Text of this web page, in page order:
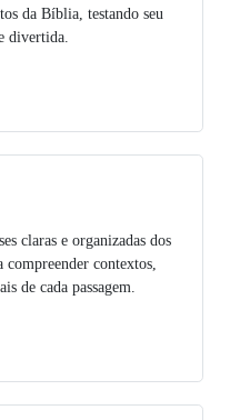
da Bíblia, testando seu
divertida.
claras e organizadas dos
contextos,
de cada passagem.